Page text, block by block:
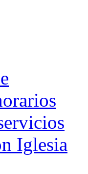
Iglesia